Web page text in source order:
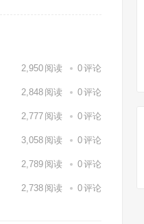
2,950 阅读 0评论
2,848 阅读 0评论
2,777 阅读 0评论
3,058 阅读 0评论
2,789 阅读 0评论
2,738 阅读 0评论